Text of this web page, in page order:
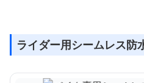
ライダー用シームレス防